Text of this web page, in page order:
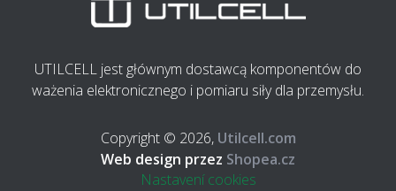
UTILCELL jest głównym dostawcą komponentów do
ważenia elektronicznego i pomiaru siły dla przemysłu.
Copyright © 2026, Utilcell.com
Web design przez Shopea.cz
Nastavení cookies